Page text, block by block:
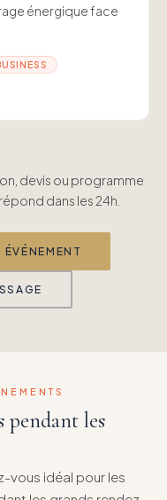
énergique face
devis ou programme
dans les 24h.
ÉVÉNEMENT
pendant les
vous idéal pour les